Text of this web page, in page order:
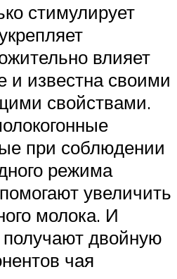
стимулирует
влияет
и известна своими
свойствами.
при соблюдении
режима
увеличить
молока. И
двойную
чая